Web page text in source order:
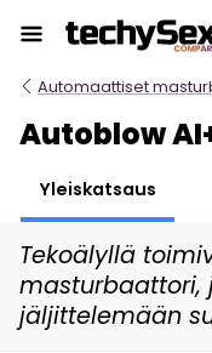
sisältöön
Automaattiset
Autoblow
Yleiskatsaus
Tekoälyllä
masturbaattori,
jäljittelemään